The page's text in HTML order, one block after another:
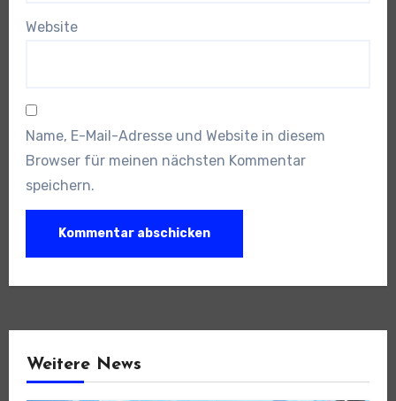
Website
Name, E-Mail-Adresse und Website in diesem
Browser für meinen nächsten Kommentar
speichern.
Weitere News